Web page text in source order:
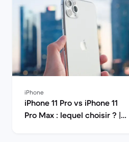
iPhone
iPhone 11 Pro vs iPhone 11
Pro Max : lequel choisir ? |